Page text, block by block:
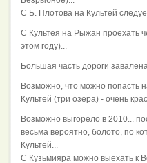
С Б. Плотова на Культей
С Культея на Рыжан проехать
этом году)...
Большая часть дороги
Возможно, что можно попасть
Культей (три озера) - очень
Возможно выгорело в 2010...
весьма вероятно, болото, по
Культей...
С Кузьмияра можно выехать к